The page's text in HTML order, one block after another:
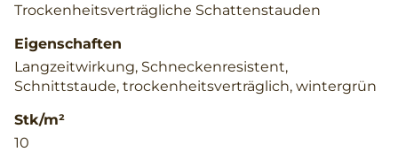
Trockenheitsverträgliche Schattenstauden
Eigenschaften
Langzeitwirkung, Schneckenresistent,
Schnittstaude, trockenheitsverträglich, wintergrün
Stk/m²
10